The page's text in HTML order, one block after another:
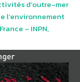
d’outre-mer
l’environnement
– INPN,